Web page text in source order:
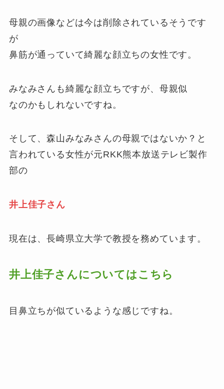
母親の画像などは今は削除されているそうです
が
鼻筋が通っていて綺麗な顔立ちの女性です。
みなみさんも綺麗な顔立ちですが、母親似
なのかもしれないですね。
そして、森山みなみさんの母親ではないか？と
言われている女性が元RKK熊本放送テレビ製作
部の
井上佳子さん
現在は、長崎県立大学で教授を務めています。
井上佳子さんについてはこちら
目鼻立ちが似ているような感じですね。